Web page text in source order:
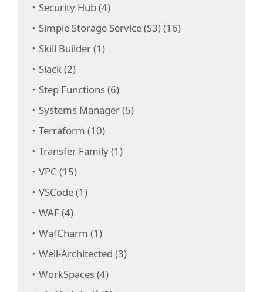
Security Hub (4)
Simple Storage Service (S3) (16)
Skill Builder (1)
Slack (2)
Step Functions (6)
Systems Manager (5)
Terraform (10)
Transfer Family (1)
VPC (15)
VSCode (1)
WAF (4)
WafCharm (1)
Well-Architected (3)
WorkSpaces (4)